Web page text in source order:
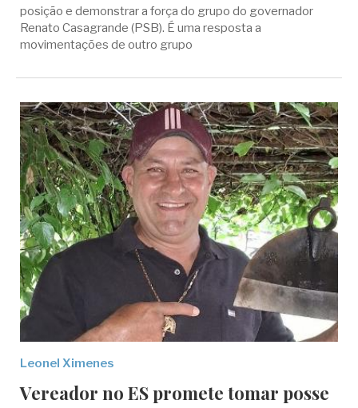
posição e demonstrar a força do grupo do governador
Renato Casagrande (PSB). É uma resposta a
movimentações de outro grupo
Leonel Ximenes
Vereador no ES promete tomar posse